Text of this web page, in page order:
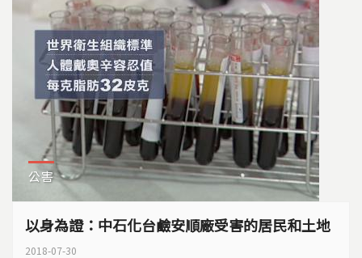
公害
以身為證：中石化台鹼安順廠受害的居民和土地
2018-07-30